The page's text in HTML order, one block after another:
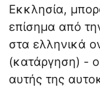
Εκκλησία,
επίσημα από
στα ελληνικά
(κατάργηση) -
αυτής της